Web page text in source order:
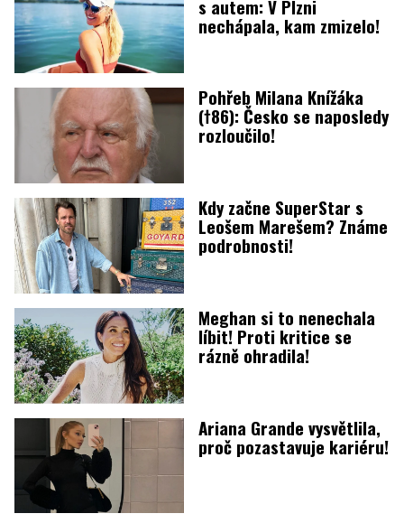
s autem: V Plzni
nechápala, kam zmizelo!
Pohřeb Milana Knížáka
(†86): Česko se naposledy
rozloučilo!
Kdy začne SuperStar s
Leošem Marešem? Známe
podrobnosti!
Meghan si to nenechala
líbit! Proti kritice se
rázně ohradila!
Ariana Grande vysvětlila,
proč pozastavuje kariéru!